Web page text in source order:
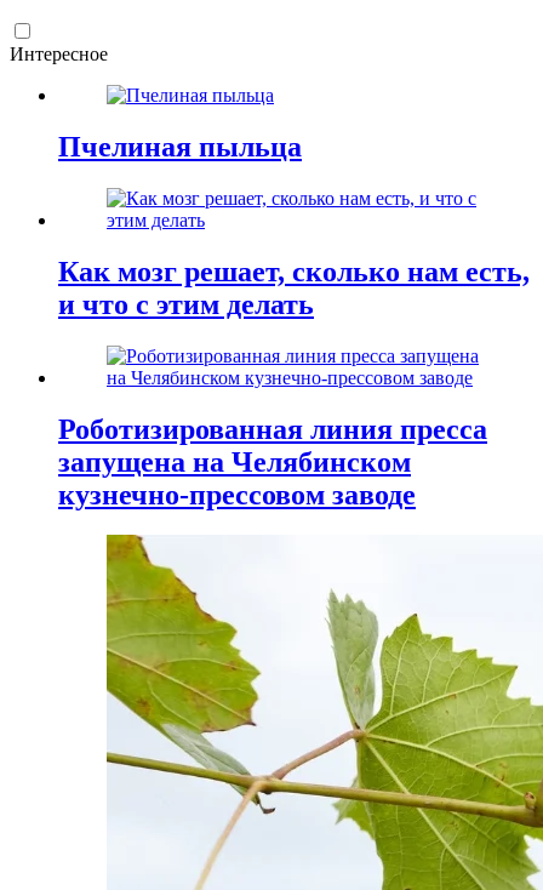
Интересное
Пчелиная пыльца
Как мозг решает, сколько нам есть,
и что с этим делать
Роботизированная линия пресса
запущена на Челябинском
кузнечно-прессовом заводе